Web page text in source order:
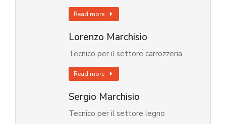
Read more
Lorenzo Marchisio
Tecnico per il settore carrozzeria
Read more
Sergio Marchisio
Tecnico per il settore legno